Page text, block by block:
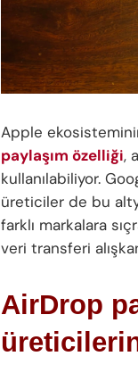
Apple
paylaşım özelliği,
kullanılabiliyor.
üreticiler de bu
farklı markalara
veri transferi
AirDrop